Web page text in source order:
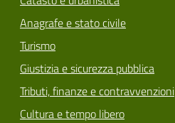
Anagrafe e stato civile
Turismo
Giustizia e sicurezza pubblica
Tributi, finanze e contravvenzioni
Cultura e tempo libero